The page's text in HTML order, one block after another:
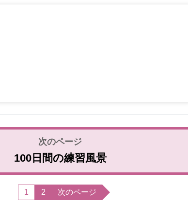
100日間の練習風景
1 2 次のページ